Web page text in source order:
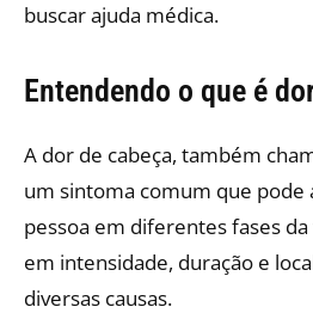
buscar ajuda médica.
Entendendo o que é
A dor de cabeça, também
um sintoma comum que
pessoa em diferentes fases da
em intensidade, duração e
diversas causas.